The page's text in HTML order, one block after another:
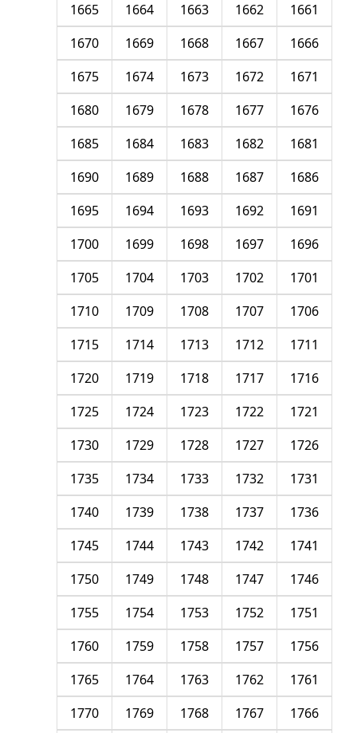
1661
1662
1663
1664
1665
1666
1667
1668
1669
1670
1671
1672
1673
1674
1675
1676
1677
1678
1679
1680
1681
1682
1683
1684
1685
1686
1687
1688
1689
1690
1691
1692
1693
1694
1695
1696
1697
1698
1699
1700
1701
1702
1703
1704
1705
1706
1707
1708
1709
1710
1711
1712
1713
1714
1715
1716
1717
1718
1719
1720
1721
1722
1723
1724
1725
1726
1727
1728
1729
1730
1731
1732
1733
1734
1735
1736
1737
1738
1739
1740
1741
1742
1743
1744
1745
1746
1747
1748
1749
1750
1751
1752
1753
1754
1755
1756
1757
1758
1759
1760
1761
1762
1763
1764
1765
1766
1767
1768
1769
1770